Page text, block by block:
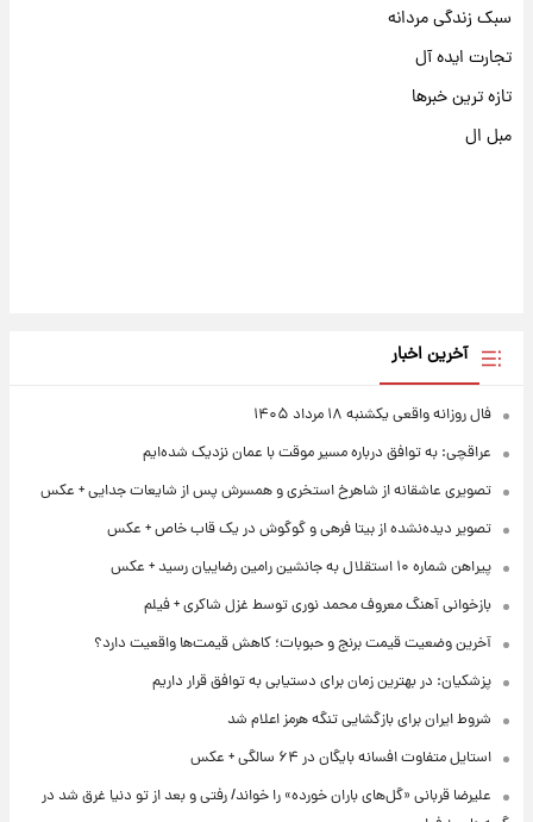
سبک زندگی مردانه
تجارت ایده آل
تازه ترین خبرها
مبل ال
آخرین اخبار
فال روزانه واقعی یکشنبه ۱۸ مرداد ۱۴۰۵
عراقچی: به توافق درباره مسیر موقت با عمان نزدیک شده‌ایم
تصویری عاشقانه از شاهرخ استخری و همسرش پس از شایعات جدایی + عکس
تصویر دیده‌نشده از بیتا فرهی و گوگوش در یک قاب خاص + عکس
پیراهن شماره ۱۰ استقلال به جانشین رامین رضاییان رسید + عکس
بازخوانی آهنگ معروف محمد نوری توسط غزل شاکری + فیلم
آخرین وضعیت قیمت برنج و حبوبات؛ کاهش قیمت‌ها واقعیت دارد؟
پزشکیان: در بهترین زمان برای دستیابی به توافق قرار داریم
شروط ایران برای بازگشایی تنگه هرمز اعلام شد
استایل متفاوت افسانه بایگان در ۶۴ سالگی + عکس
علیرضا قربانی «گل‌های باران خورده» را خواند/ رفتی و بعد از تو دنیا غرق شد در